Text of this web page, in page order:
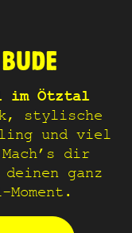
im Ötztal
stylische
und viel
Mach’s dir
ganz